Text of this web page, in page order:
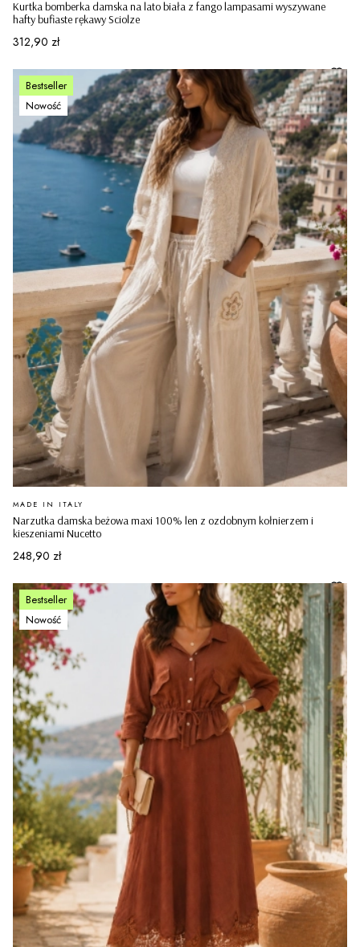
Kurtka bomberka damska na lato biała z fango lampasami wyszywane
hafty bufiaste rękawy Sciolze
Cena
312,90 zł
Bestseller
Nowość
Narzutka damska beżowa maxi 100% len z ozdobnym kołnierzem i
kieszeniami Nucetto
PRODUCENT
MADE IN ITALY
Cena
248,90 zł
Bestseller
Nowość